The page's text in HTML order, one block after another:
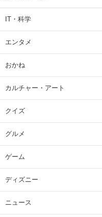
IT・科学
エンタメ
おかね
カルチャー・アート
クイズ
グルメ
ゲーム
ディズニー
ニュース